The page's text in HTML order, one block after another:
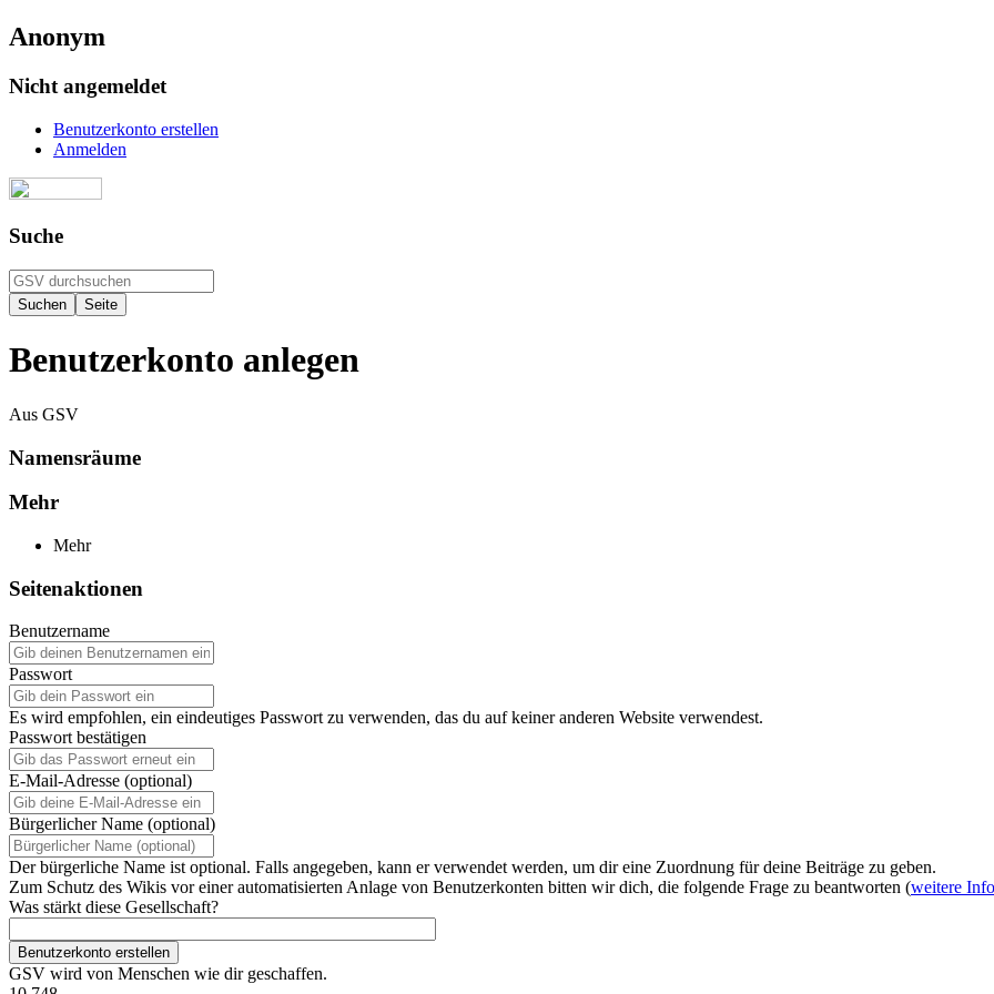
Anonym
Nicht angemeldet
Benutzerkonto erstellen
Anmelden
Suche
Benutzerkonto anlegen
Aus GSV
Namensräume
Mehr
Mehr
Seitenaktionen
Benutzername
Passwort
Es wird empfohlen, ein eindeutiges Passwort zu verwenden, das du auf keiner anderen Website verwendest.
Passwort bestätigen
E-Mail-Adresse (optional)
Bürgerlicher Name (optional)
Der bürgerliche Name ist optional. Falls angegeben, kann er verwendet werden, um dir eine Zuordnung für deine Beiträge zu geben.
Zum Schutz des Wikis vor einer automatisierten Anlage von Benutzerkonten bitten wir dich, die folgende Frage zu beantworten (weitere
Was stärkt diese Gesellschaft?
Benutzerkonto erstellen
GSV wird von Menschen wie dir geschaffen.